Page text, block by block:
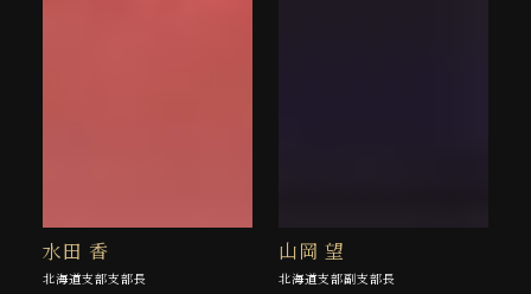
水田 香
北海道支部支部長
山岡 望
北海道支部副支部長